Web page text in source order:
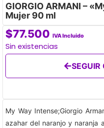
GIORGIO ARMANI –
Mujer 90 ml
$77.500 IVA Incluido
Sin existencias
My Way Intense;Giorgio
azahar del naranjo y naranja